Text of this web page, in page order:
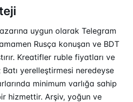
uygun olarak Telegram
Rusça konuşan ve BDT
Kreatifler ruble fiyatları ve
Batı yerelleştirmesi neredeyse
minimum varlığa sahip
hizmettir. Arşiv, yoğun ve